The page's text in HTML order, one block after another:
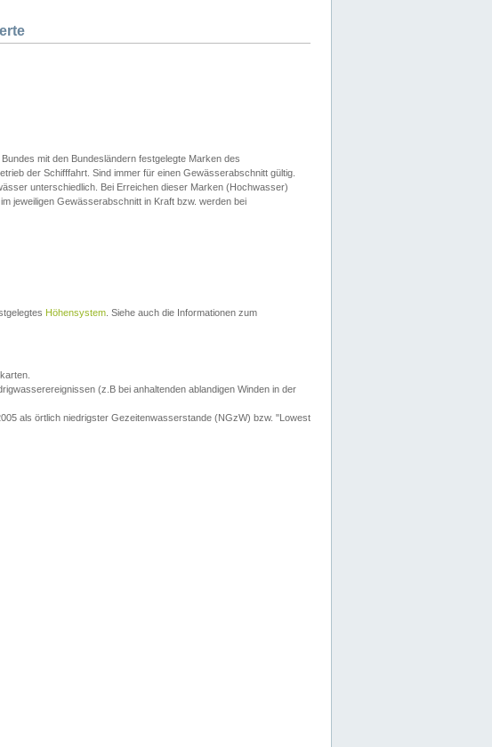
mit den Bundesländern festgelegte Marken des
der Schifffahrt. Sind immer für einen Gewässerabschnitt gültig.
unterschiedlich. Bei Erreichen dieser Marken (Hochwasser)
jeweiligen Gewässerabschnitt in Kraft bzw. werden bei
Höhensystem . Siehe auch die Informationen zum
(z.B bei anhaltenden ablandigen Winden in der
als örtlich niedrigster Gezeitenwasserstande (NGzW) bzw. "Lowest